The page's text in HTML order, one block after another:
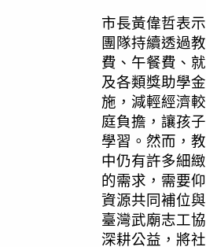
市長黃偉哲表
團隊持續透過
費、午餐費、
及各類獎助學
施，減輕經濟
庭負擔，讓孩
學習。然而，
中仍有許多細
的需求，需要
資源共同補位
臺灣武廟志工
深耕公益，將